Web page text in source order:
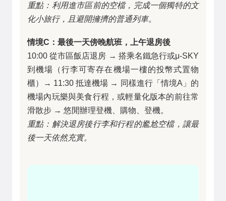
重點：利用進市區前的空檔，完成一個獨特的文
化小旅行，且避開擁擠的普通列車。
情境C：最後一天傍晚航班，上午退房後
10:00 從市區飯店退房 → 搭乘名鐵急行或μ-SKY
到機場（行李可寄存在機場一樓的投幣式置物
櫃）→ 11:30 抵達機場 → 同樣進行「情境A」的
機場內玩樂與美食行程，或輕量化版本的前往常
滑散步 → 悠閒辦理登機、購物、登機。
重點：解決退房後行李和行程的尷尬空檔，讓最
後一天依然充實。